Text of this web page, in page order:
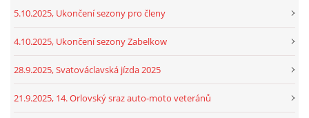
5.10.2025, Ukončení sezony pro členy
4.10.2025, Ukončení sezony Zabelkow
28.9.2025, Svatováclavská jízda 2025
21.9.2025, 14. Orlovský sraz auto-moto veteránů